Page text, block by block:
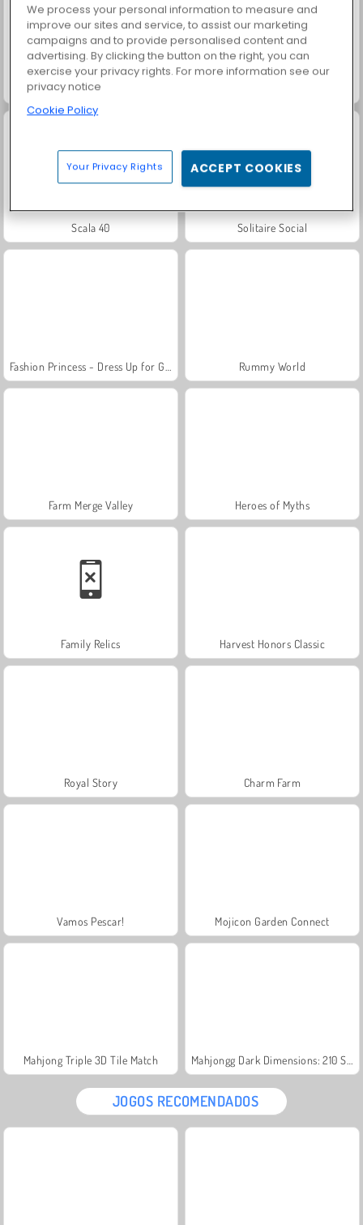
Masha and the Bear: Meadows
Scala 40 Solitaire Social
Rummy World
Farm Merge Valley Heroes of Myths
Family Relics Harvest Honors Classic
Royal Story Charm Farm
Vamos Pescar! Mojicon Garden Connect
Mahjong Triple 3D Tile Match
JOGOS RECOMENDADOS
We process your personal information to measure and
improve our sites and service, to assist our marketing
campaigns and to provide personalised content and
advertising. By clicking the button on the right, you can
exercise your privacy rights. For more information see our
privacy notice
Cookie Policy
Your Privacy Rights ACCEPT COOKIES